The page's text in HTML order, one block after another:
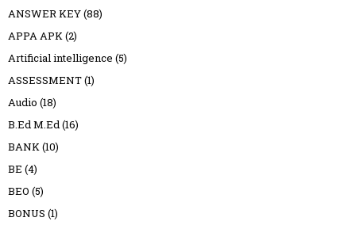
ANSWER KEY(88)
APPA APK(2)
Artificial intelligence (5)
ASSESSMENT(1)
Audio (18)
B.Ed M.Ed(16)
BANK(10)
BE (4)
BEO (5)
BONUS (1)